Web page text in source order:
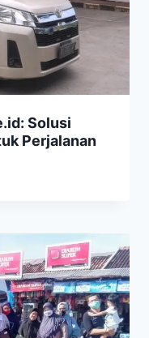
Solusi
Perjalanan